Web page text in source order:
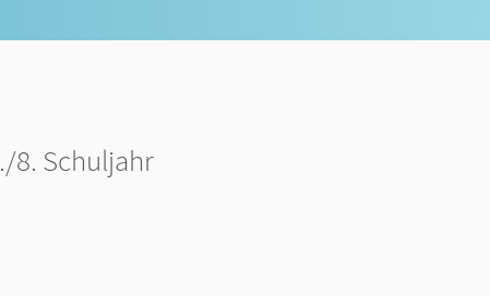
8. Schuljahr